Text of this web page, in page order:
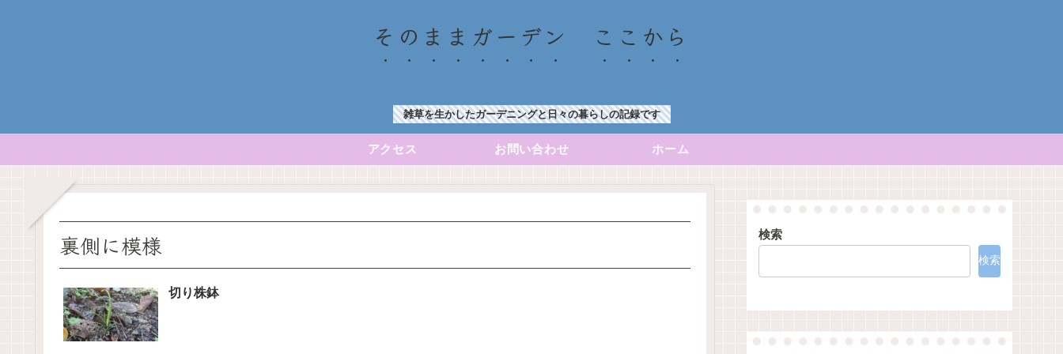
そのままガーデン ここから
雑草を生かしたガーデニングと日々の暮らしの記録です
アクセス お問い合わせ ホーム
裏側に模様
切り株鉢
検索
検索